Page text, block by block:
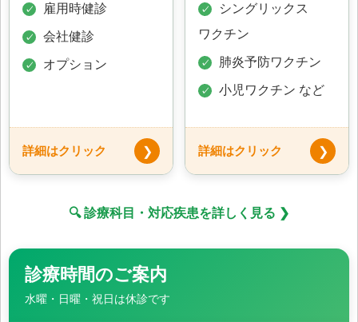
✓ 雇用時健診
✓ 会社健診
✓ オプション
詳細はクリック ❯
✓
シングリックス
ワクチン
✓ 肺炎予防ワクチン
✓ 小児ワクチン など
詳細はクリック ❯
🔍 診療科目・対応疾患を詳しく見る ❯
診療時間のご案内
水曜・日曜・祝日は休診です